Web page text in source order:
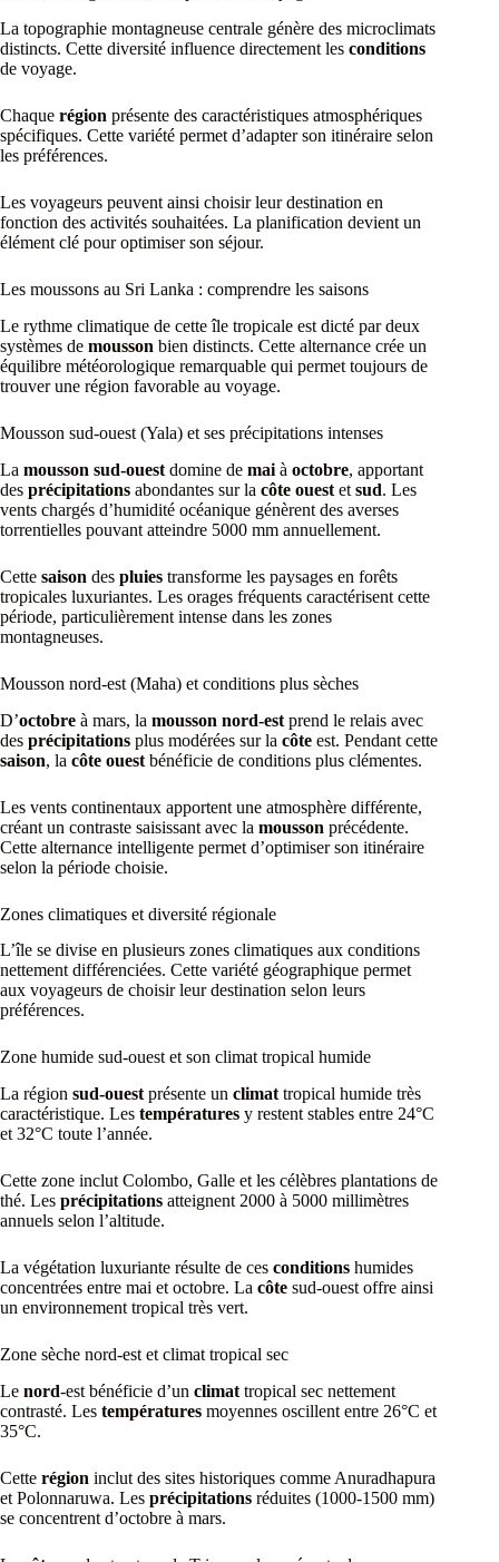
La topographie montagneuse centrale génère des microclimats
distincts. Cette diversité influence directement les conditions
de voyage.
Chaque région présente des caractéristiques atmosphériques
spécifiques. Cette variété permet d’adapter son itinéraire selon
les préférences.
Les voyageurs peuvent ainsi choisir leur destination en
fonction des activités souhaitées. La planification devient un
élément clé pour optimiser son séjour.
Les moussons au Sri Lanka : comprendre les saisons
Le rythme climatique de cette île tropicale est dicté par deux
systèmes de mousson bien distincts. Cette alternance crée un
équilibre météorologique remarquable qui permet toujours de
trouver une région favorable au voyage.
Mousson sud-ouest (Yala) et ses précipitations intenses
La mousson sud-ouest domine de mai à octobre, apportant
des précipitations abondantes sur la côte ouest et sud. Les
vents chargés d’humidité océanique génèrent des averses
torrentielles pouvant atteindre 5000 mm annuellement.
Cette saison des pluies transforme les paysages en forêts
tropicales luxuriantes. Les orages fréquents caractérisent cette
période, particulièrement intense dans les zones
montagneuses.
Mousson nord-est (Maha) et conditions plus sèches
D’octobre à mars, la mousson nord-est prend le relais avec
des précipitations plus modérées sur la côte est. Pendant cette
saison, la côte ouest bénéficie de conditions plus clémentes.
Les vents continentaux apportent une atmosphère différente,
créant un contraste saisissant avec la mousson précédente.
Cette alternance intelligente permet d’optimiser son itinéraire
selon la période choisie.
Zones climatiques et diversité régionale
L’île se divise en plusieurs zones climatiques aux conditions
nettement différenciées. Cette variété géographique permet
aux voyageurs de choisir leur destination selon leurs
préférences.
Zone humide sud-ouest et son climat tropical humide
La région sud-ouest présente un climat tropical humide très
caractéristique. Les températures y restent stables entre 24°C
et 32°C toute l’année.
Cette zone inclut Colombo, Galle et les célèbres plantations de
thé. Les précipitations atteignent 2000 à 5000 millimètres
annuels selon l’altitude.
La végétation luxuriante résulte de ces conditions humides
concentrées entre mai et octobre. La côte sud-ouest offre ainsi
un environnement tropical très vert.
Zone sèche nord-est et climat tropical sec
Le nord-est bénéficie d’un climat tropical sec nettement
contrasté. Les températures moyennes oscillent entre 26°C et
35°C.
Cette région inclut des sites historiques comme Anuradhapura
et Polonnaruwa. Les précipitations réduites (1000-1500 mm)
se concentrent d’octobre à mars.